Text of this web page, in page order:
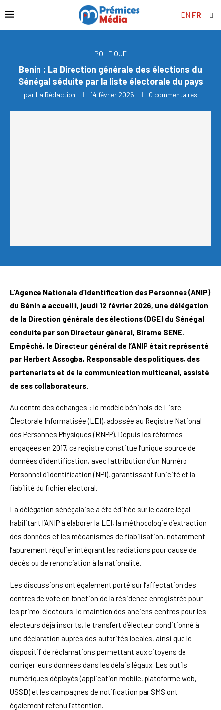
EN FR
POLITIQUE
Benin : La Direction générale des élections du
Sénégal séduite par la liste électorale du pays
par La Rédaction 14 février 2026 0 commentaires
L’Agence Nationale d’Identification des Personnes (ANIP)
du Bénin a accueilli, jeudi 12 février 2026, une délégation
de la Direction générale des élections (DGE) du Sénégal
conduite par son Directeur général, Birame SENE.
Empêché, le Directeur général de l’ANIP était représenté
par Herbert Assogba, Responsable des politiques, des
partenariats et de la communication multicanal, assisté
de ses collaborateurs.
Au centre des échanges : le modèle béninois de Liste
Électorale Informatisée (LEI), adossée au Registre National
des Personnes Physiques (RNPP). Depuis les réformes
engagées en 2017, ce registre constitue l’unique source de
données d’identification, avec l’attribution d’un Numéro
Personnel d’Identification (NPI), garantissant l’unicité et la
fiabilité du fichier électoral.
La délégation sénégalaise a été édifiée sur le cadre légal
habilitant l’ANIP à élaborer la LEI, la méthodologie d’extraction
des données et les mécanismes de fiabilisation, notamment
l’apurement régulier intégrant les radiations pour cause de
décès ou de renonciation à la nationalité.
Les discussions ont également porté sur l’affectation des
centres de vote en fonction de la résidence enregistrée pour
les primo-électeurs, le maintien des anciens centres pour les
électeurs déjà inscrits, le transfert d’électeur conditionné à
une déclaration auprès des autorités locales, ainsi que le
dispositif de réclamations permettant aux citoyens de
corriger leurs données dans les délais légaux. Les outils
numériques déployés (application mobile, plateforme web,
USSD) et les campagnes de notification par SMS ont
également retenu l’attention.